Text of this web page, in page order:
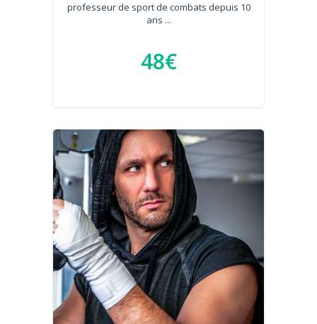
professeur de sport de combats depuis 10
ans ...
48€